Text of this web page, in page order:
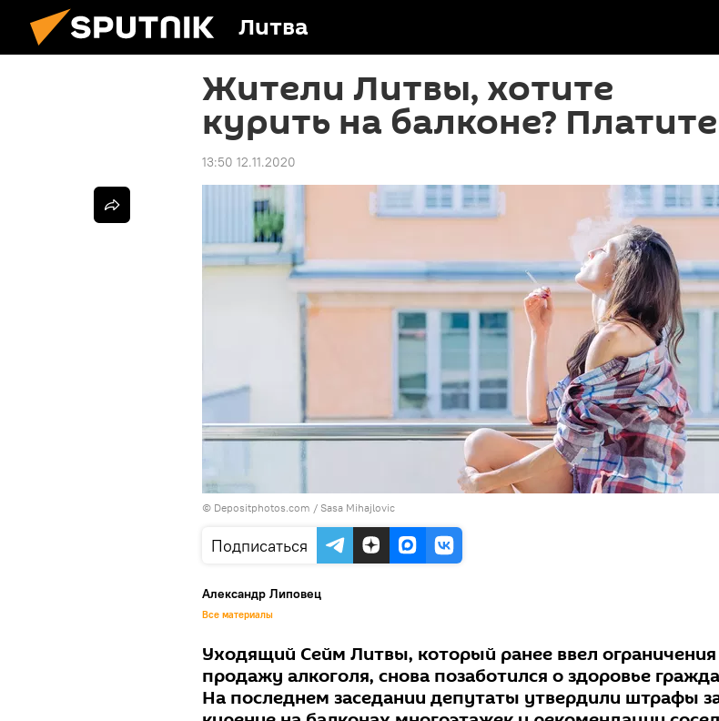
Литва
Жители Литвы, хотите
курить на балконе?
13:50 12.11.2020
© Depositphotos.com / Sasa Mihajlovic
Подписаться
Александр Липовец
Все материалы
Уходящий Сейм Литвы, который ранее ввел
продажу алкоголя, снова позаботился о здоровье
На последнем заседании депутаты утвердили штрафы